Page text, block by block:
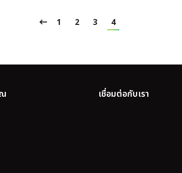
1 2 3 4
เชื่อมต่อกับเรา